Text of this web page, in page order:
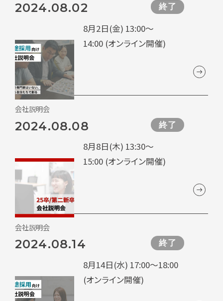
2024.08.02 終了
8月2日(金) 13:00～
14:00 (オンライン開催)
2024.08.08 終了
8月8日(木) 13:30～
15:00 (オンライン開催)
会社説明会
2024.08.14 終了
8月14日(水) 17:00～18:00
(オンライン開催)
会社説明会